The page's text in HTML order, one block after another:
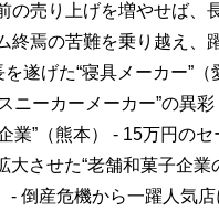
売り上げを増やせば、
焉の苦難を乗り越え、
遂げた“寝具メーカー”
ニーカーメーカー”の異
”（熊本） - 15万円の
させた“老舗和菓子企業
倒産危機から一躍人気